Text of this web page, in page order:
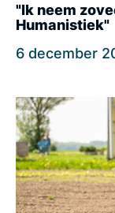
"Ik neem
Humanistiek"
6 december